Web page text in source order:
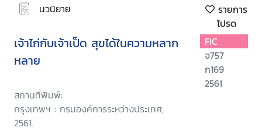
นวนิยาย
รายการ
โปรด
เจ้าไก่กับเจ้าเป็ด สุขได้ในความหลาก
หลาย
สถานที่พิมพ์:
กรุงเทพฯ : กรมองค์การระหว่างประเทศ,
2561.
FIC
จ757
ก169
2561